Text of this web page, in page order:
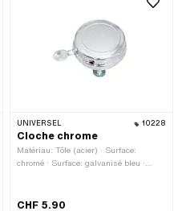
UNIVERSEL 10228
Cloche chrome
Matériau: Tôle (acier) · Surface:
chromé · Surface: galvanisé bleu ·
serrage: 18 mm · Diamètre de serrage:
CHF 5.90